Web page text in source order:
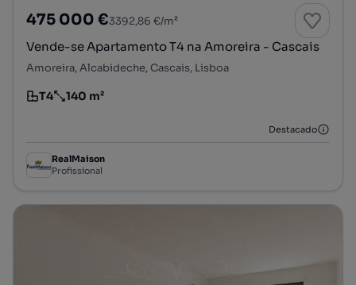
475 000 €3392,86 €/m²
Vende-se Apartamento T4 na Amoreira - Cascais
Amoreira, Alcabideche, Cascais, Lisboa
Tipologia
T4
Preço por metro quadrado
140 m²
Destacado
RealMaison
Profissional